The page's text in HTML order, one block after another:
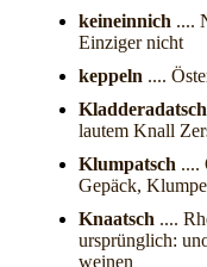
keineinnich ....
Einziger nicht
keppeln ....
Kladderadatsch
lautem Knall
Klumpatsch ....
Gepäck,
Knaatsch ....
ursprünglich:
weinen